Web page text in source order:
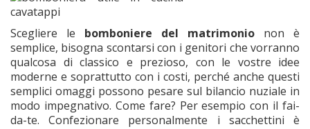
Scegliere le bomboniere del matrimonio non è
semplice, bisogna scontarsi con i genitori che vorranno
qualcosa di classico e prezioso, con le vostre idee
moderne e soprattutto con i costi, perché anche questi
semplici omaggi possono pesare sul bilancio nuziale in
modo impegnativo. Come fare? Per esempio con il fai-
da-te. Confezionare personalmente i sacchettini è